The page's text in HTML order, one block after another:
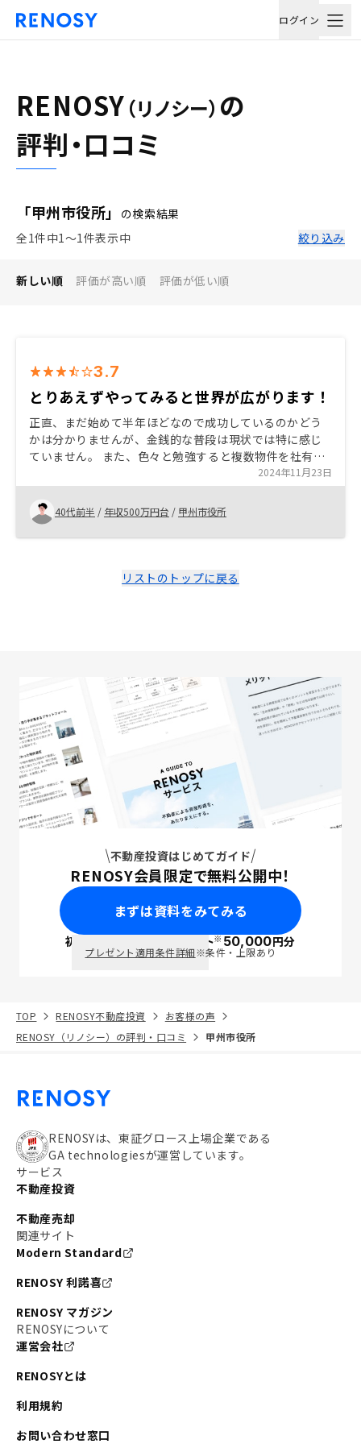
ログイン
RENOSY （リノシー） の
評判・口コミ
「甲州市役所」
の検索結果
全1件中1〜1件表示中
絞り込み
新しい順 評価が高い順 評価が低い順
3.7
とりあえずやってみると世界が広がります！
正直、まだ始めて半年ほどなので成功しているのかどう
かは分かりませんが、金銭的な普段は現状では特に感じ
ていません。 また、色々と勉強すると複数物件を社有し
ていた方が将来的に家賃収入が他の物件のローン返済へ
も回せるので1件目購入から6ヶ月後に2件目を購入しまし
た。
2024年11月23日
40代前半 / 年収500万円台 / 甲州市役所
リストのトップに戻る
不動産投資はじめてガイド
RENOSY会員限定で無料公開中！
まずは資料をみてみる
初回面談で ポイント※50,000円分
プレゼント適用条件詳細※条件・上限あり
TOP RENOSY不動産投資
お客様の声
RENOSY（リノシー）の評判・口コミ
甲州市役所
RENOSYは、東証グロース上場企業である
GA technologiesが運営しています。
サービス
不動産投資
不動産売却
関連サイト
Modern Standard
RENOSY 利諾喜
RENOSY マガジン
RENOSYについて
運営会社
RENOSYとは
利用規約
お問い合わせ窓口